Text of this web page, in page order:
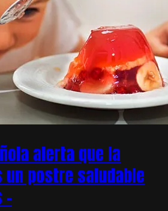
alerta que la
postre saludable